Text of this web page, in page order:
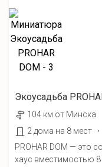
Экоусадьба
104 км от Минска
2 дома на 8 мест
·
PROHAR DOM — это
хаус вместимостью 8